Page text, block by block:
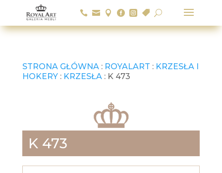
      U
STRONA GŁÓWNA: ROYALART : KRZESŁA I
HOKERY: KRZESŁA: K 473
K 473